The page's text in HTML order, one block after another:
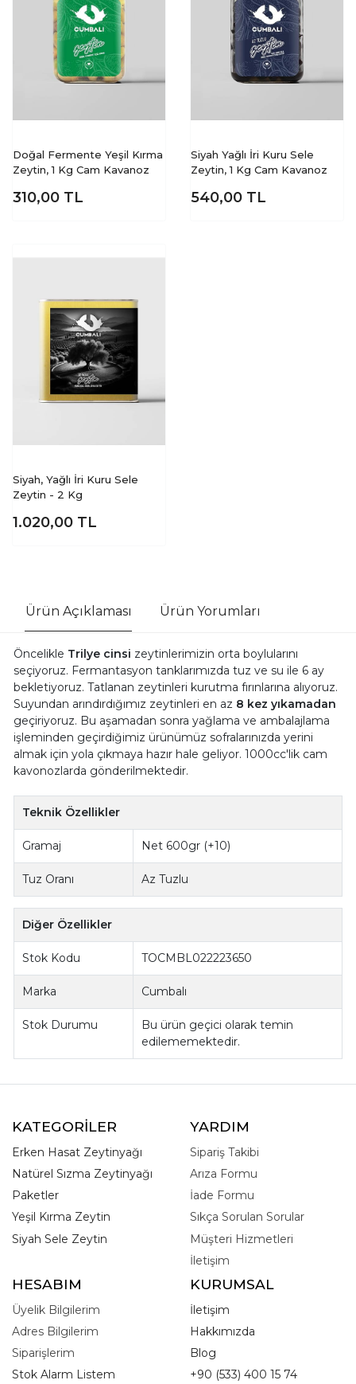
Doğal Fermente Yeşil Kırma
Zeytin, 1 Kg Cam Kavanoz
310,00 TL
Siyah Yağlı İri Kuru Sele
Zeytin, 1 Kg Cam Kavanoz
540,00 TL
Siyah, Yağlı İri Kuru Sele
Zeytin - 2 Kg
1.020,00 TL
Ürün Açıklaması Ürün Yorumları
Öncelikle Trilye cinsi zeytinlerimizin orta boylularını
seçiyoruz. Fermantasyon tanklarımızda tuz ve su ile 6 ay
bekletiyoruz. Tatlanan zeytinleri kurutma fırınlarına alıyoruz.
Suyundan arındırdığımız zeytinleri en az 8 kez yıkamadan
geçiriyoruz. Bu aşamadan sonra yağlama ve ambalajlama
işleminden geçirdiğimiz ürünümüz sofralarınızda yerini
almak için yola çıkmaya hazır hale geliyor. 1000cc'lik cam
kavonozlarda gönderilmektedir.
Teknik Özellikler
Gramaj Net 600gr (+10)
Tuz Oranı Az Tuzlu
Diğer Özellikler
Stok Kodu TOCMBL022223650
Marka Cumbalı
Stok Durumu
Bu ürün geçici olarak temin
edilememektedir.
KATEGORİLER
Erken Hasat Zeytinyağı
Natürel Sızma Zeytinyağı
Paketler
Yeşil Kırma Zeytin
Siyah Sele Zeytin
YARDIM
Sipariş Takibi
Arıza Formu
İade Formu
Sıkça Sorulan Sorular
Müşteri Hizmetleri
İletişim
HESABIM
Üyelik Bilgilerim
Adres Bilgilerim
Siparişlerim
Stok Alarm Listem
KURUMSAL
İletişim
Hakkımızda
Blog
+90 (533) 400 15 74